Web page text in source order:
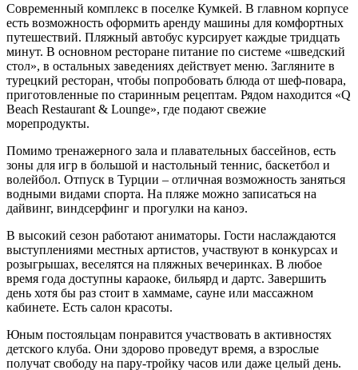
Современный комплекс в поселке Кумкей. В главном корпусе
есть возможность оформить аренду машины для комфортных
путешествий. Пляжный автобус курсирует каждые тридцать
минут. В основном ресторане питание по системе «шведский
стол», в остальных заведениях действует меню. Загляните в
турецкий ресторан, чтобы попробовать блюда от шеф-повара,
приготовленные по старинным рецептам. Рядом находится «Q
Beach Restaurant & Lounge», где подают свежие
морепродукты.
Помимо тренажерного зала и плавательных бассейнов, есть
зоны для игр в большой и настольный теннис, баскетбол и
волейбол. Отпуск в Турции – отличная возможность заняться
водными видами спорта. На пляже можно записаться на
дайвинг, виндсерфинг и прогулки на каноэ.
В высокий сезон работают аниматоры. Гости наслаждаются
выступлениями местных артистов, участвуют в конкурсах и
розыгрышах, веселятся на пляжных вечеринках. В любое
время года доступны караоке, бильярд и дартс. Завершить
день хотя бы раз стоит в хаммаме, сауне или массажном
кабинете. Есть салон красоты.
Юным постояльцам понравится участвовать в активностях
детского клуба. Они здорово проведут время, а взрослые
получат свободу на пару-тройку часов или даже целый день.